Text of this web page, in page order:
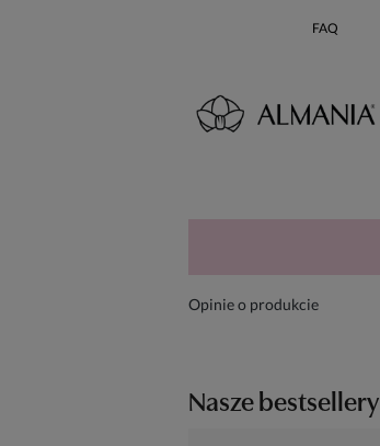
FAQ
Opinie o produkcie
Nasze bestsellery